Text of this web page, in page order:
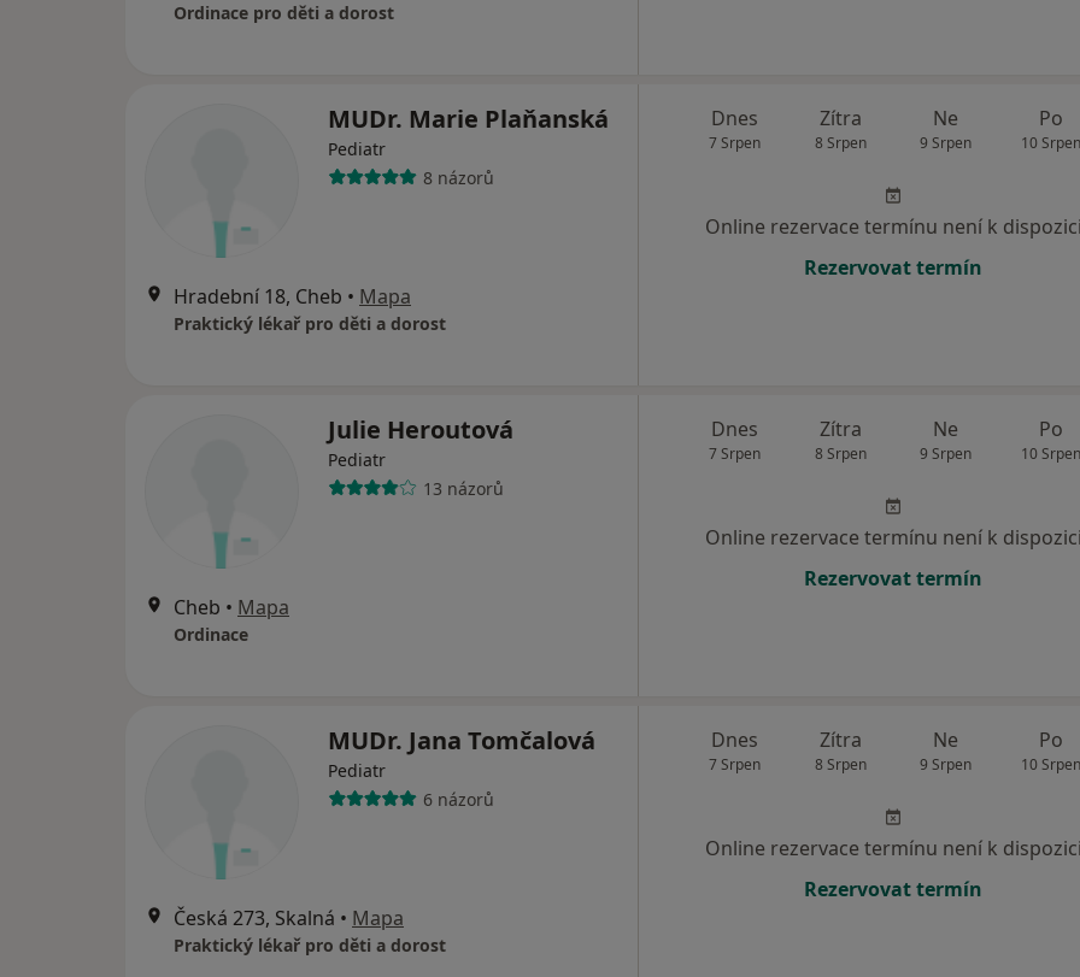
Ordinace pro děti a dorost
MUDr. Marie Plaňanská
Pediatr
8 názorů
Hradební 18, Cheb • Mapa
Praktický lékař pro děti a dorost
Dnes
7 Srpen
Zítra
8 Srpen
Ne
9 Srpen
Po
10 Srpen
Online rezervace termínu není k dispozici
Rezervovat termín
Julie Heroutová
Pediatr
13 názorů
Cheb • Mapa
Ordinace
Dnes
7 Srpen
Zítra
8 Srpen
Ne
9 Srpen
Po
10 Srpen
Online rezervace termínu není k dispozici
Rezervovat termín
MUDr. Jana Tomčalová
Pediatr
6 názorů
Česká 273, Skalná • Mapa
Praktický lékař pro děti a dorost
Dnes
7 Srpen
Zítra
8 Srpen
Ne
9 Srpen
Po
10 Srpen
Online rezervace termínu není k dispozici
Rezervovat termín